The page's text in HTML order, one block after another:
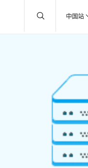
中国站